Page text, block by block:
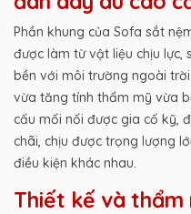
Phần khung của Sofa sắt
được làm từ vật liệu chịu lực,
bền với môi trường ngoài
vừa tăng tính thẩm mỹ vừa
cấu mối nối được gia cố kỹ,
chãi, chịu được trọng lượng
điều kiện khác nhau.
Thiết kế và thẩm